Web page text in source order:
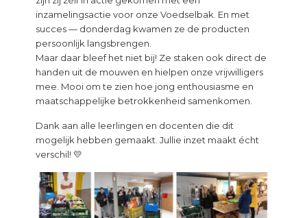
inzamelingsactie voor onze Voedselbak. En met
succes — donderdag kwamen ze de producten
persoonlijk langsbrengen.
Maar daar bleef het niet bij! Ze staken ook direct de
handen uit de mouwen en hielpen onze vrijwilligers
mee. Mooi om te zien hoe jong enthousiasme en
maatschappelijke betrokkenheid samenkomen.
Dank aan alle leerlingen en docenten die dit
mogelijk hebben gemaakt. Jullie inzet maakt écht
verschil! 💛